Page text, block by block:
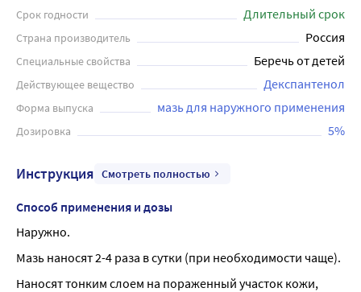
т.ч. солнечных), мелких повреждений кожи (ссадины,
сухости кожи, в том числе и как последствие дерматитов
различного генеза (проявляющихся шелушением,
покраснением, раздражением, чувством стянутости), а
также ежедневный уход за участками кожных покровов,
подверженных наибольшему воздействию внешних
молочной железы); для ухода за грудными детьми и
младенцами (опрелость, «пеленочный» дерматит). Мазь
Наносят тонким слоем на пораженный участок кожи,
слегка втирая. Перед применением рекомендуется
проконсультироваться с врачом.
Срок годности Длительный срок
Страна производитель Россия
Специальные свойства Беречь от детей
Действующее вещество Декспантенол
Форма выпуска мазь для наружного применения
Дозировка 5%
Инструкция Смотреть полностью
Способ применения и дозы
Наружно.
Мазь наносят 2-4 раза в сутки (при необходимости чаще).
Наносят тонким слоем на пораженный участок кожи,